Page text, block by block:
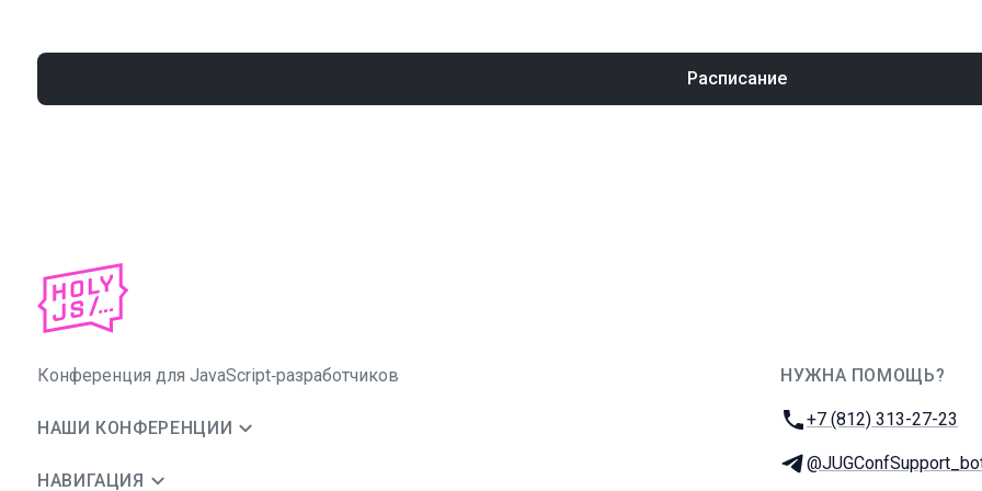
Расписание
Конференция для JavaScript‑разработчиков
НАШИ КОНФЕРЕНЦИИ
НАВИГАЦИЯ
НУЖНА ПОМОЩЬ?
Телефон:
+7 (812) 313-27-23
Телеграм: